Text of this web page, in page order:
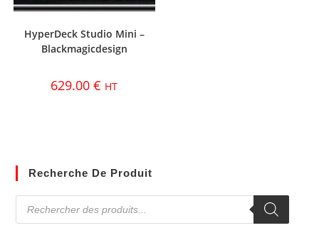
HyperDeck Studio Mini –
Blackmagicdesign
629.00€ HT
Recherche De Produit